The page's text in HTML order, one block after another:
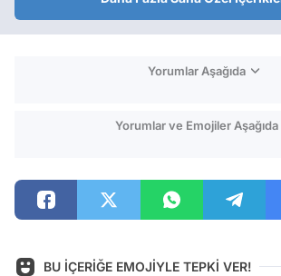
Yorumlar Aşağıda
Yorumlar ve Emojiler Aşağıda
BU İÇERİĞE EMOJİYLE TEPKİ VER!